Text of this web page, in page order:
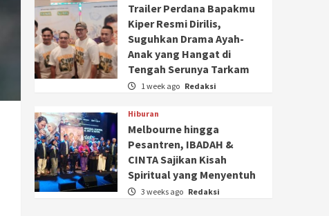
Trailer Perdana Bapakmu
Kiper Resmi Dirilis,
Suguhkan Drama Ayah-
Anak yang Hangat di
Tengah Serunya Tarkam
1 week ago Redaksi
Hiburan
Melbourne hingga
Pesantren, IBADAH &
CINTA Sajikan Kisah
Spiritual yang Menyentuh
3 weeks ago Redaksi